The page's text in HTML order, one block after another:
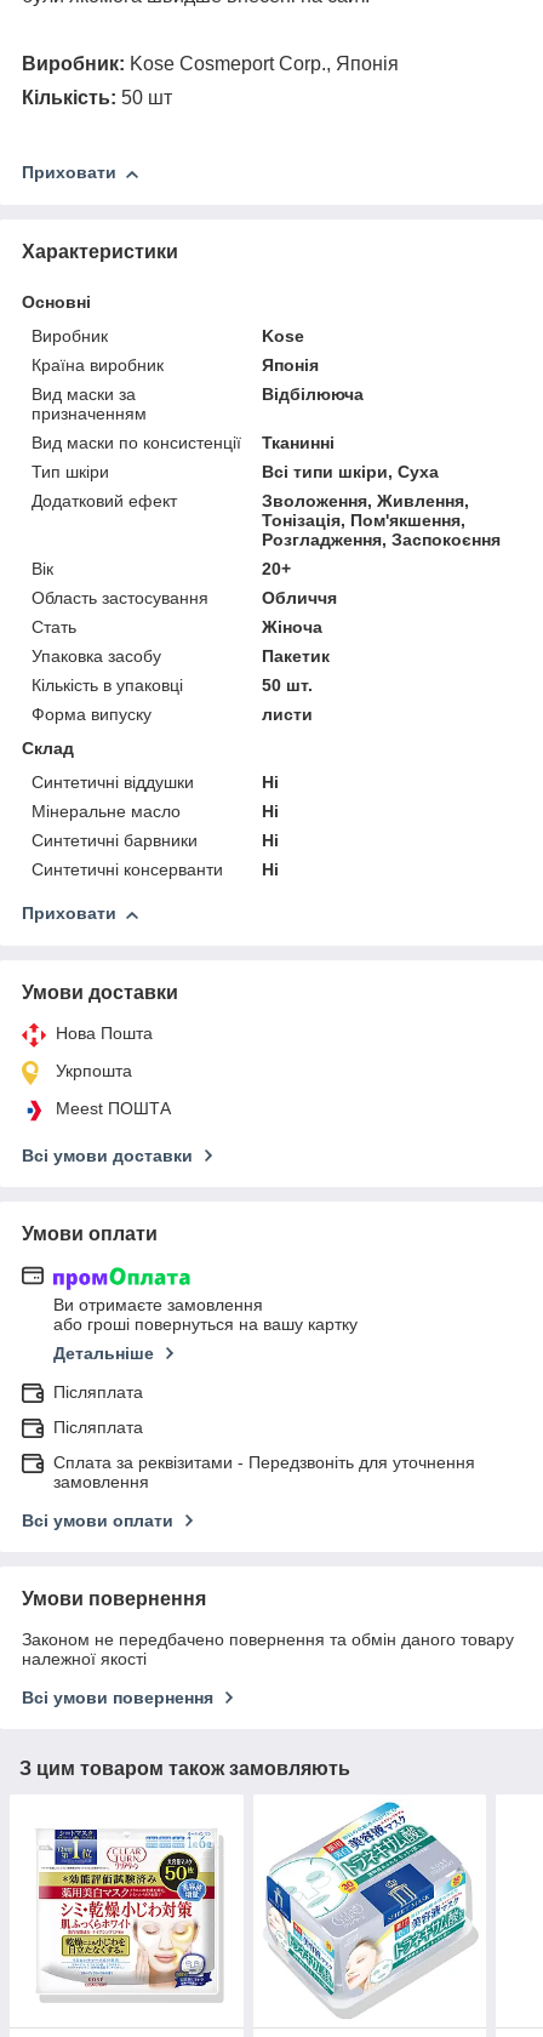
Виробник: Kose Cosmeport Corp., Японія
Кількість: 50 шт
Приховати
Характеристики
Основні
Виробник
Kose
Країна виробник
Японія
Вид маски за
призначенням
Відбілююча
Вид маски по консистенції
Тканинні
Тип шкіри
Всі типи шкіри, Суха
Додатковий ефект
Зволоження, Живлення,
Тонізація, Пом'якшення,
Розгладження, Заспокоєння
Вік
20+
Область застосування
Обличчя
Стать
Жіноча
Упаковка засобу
Пакетик
Кількість в упаковці
50 шт.
Форма випуску
листи
Склад
Синтетичні віддушки
Ні
Мінеральне масло
Ні
Синтетичні барвники
Ні
Синтетичні консерванти
Ні
Приховати
Умови доставки
Нова Пошта
Укрпошта
Meest ПОШТА
Всі умови доставки
Умови оплати
Ви отримаєте замовлення
або гроші повернуться на вашу картку
Детальніше
Післяплата
Післяплата
Сплата за реквізитами - Передзвоніть для уточнення
замовлення
Всі умови оплати
Умови повернення
Законом не передбачено повернення та обмін даного товару
належної якості
Всі умови повернення
З цим товаром також замовляють